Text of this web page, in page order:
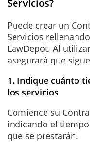
Servicios?
Puede crear un
Servicios
LawDepot. Al
asegurará que
1. Indique cuánto
los servicios
Comience su
indicando el
que se prestarán.